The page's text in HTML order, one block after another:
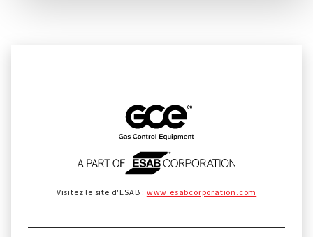
Visitez le site d'ESAB : www.esabcorporation.com